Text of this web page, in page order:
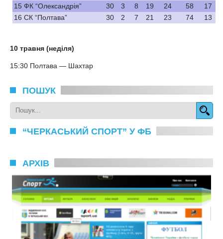
15 ФК “Олександрія” 30 3 8 19 24 58
17
16 СК “Полтава” 30 2 7 21 23 74 13
10 травня (неділя)
15:30 Полтава — Шахтар
ПОШУК
“ЧЕРКАСЬКИЙ СПОРТ” У ФБ
АРХІВ